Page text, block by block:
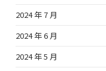
2024 年 7 月
2024 年 6 月
2024 年 5 月